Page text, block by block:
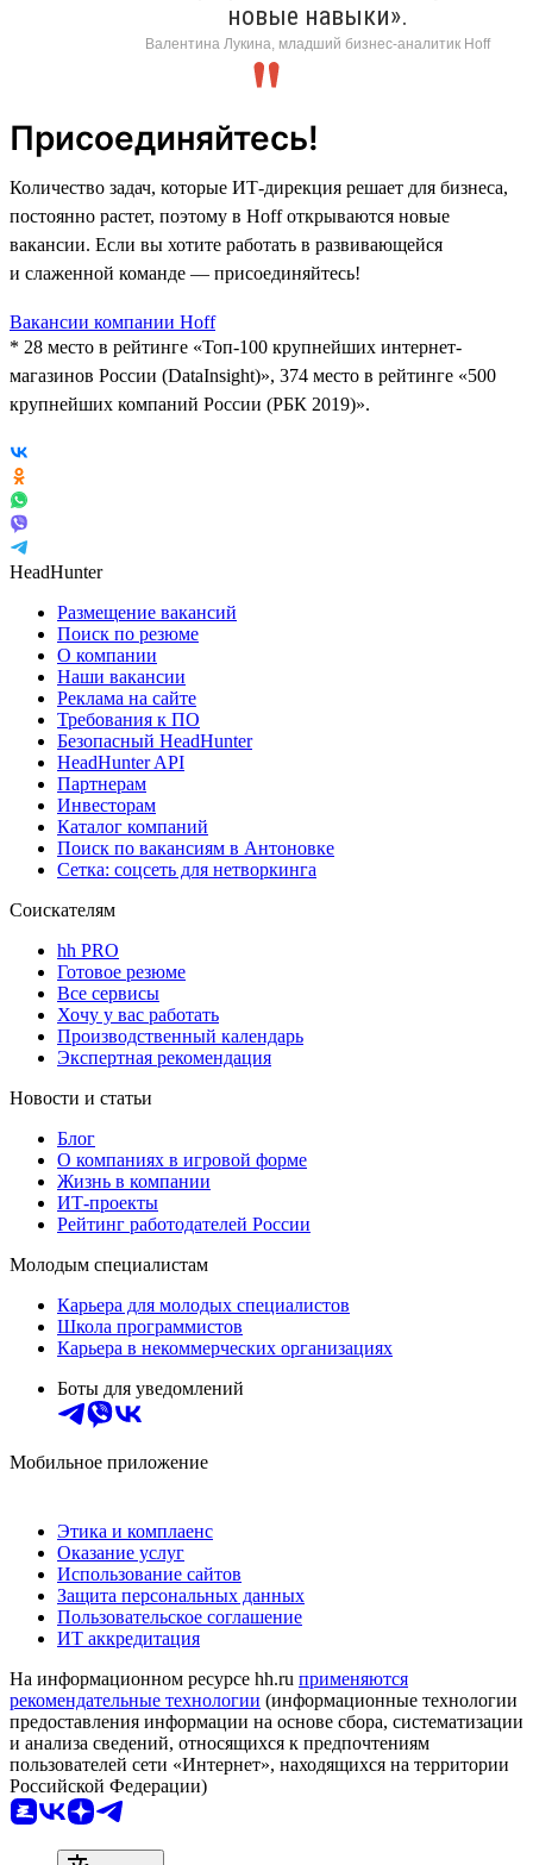
новые навыки».
Валентина Лукина, младший бизнес-аналитик Hoff
Присоединяйтесь!
Количество задач, которые ИТ-дирекция решает для бизнеса,
постоянно растет, поэтому в Hoff открываются новые
вакансии. Если вы хотите работать в развивающейся
и слаженной команде — присоединяйтесь!
Вакансии компании Hoff
* 28 место в рейтинге «Топ-100 крупнейших интернет-
магазинов России (DataInsight)», 374 место в рейтинге «500
крупнейших компаний России (РБК 2019)».
HeadHunter
Размещение вакансий
Поиск по резюме
О компании
Наши вакансии
Реклама на сайте
Требования к ПО
Безопасный HeadHunter
HeadHunter API
Партнерам
Инвесторам
Каталог компаний
Поиск по вакансиям в Антоновке
Сетка: соцсеть для нетворкинга
Соискателям
hh PRO
Готовое резюме
Все сервисы
Хочу у вас работать
Производственный календарь
Экспертная рекомендация
Новости и статьи
Блог
О компаниях в игровой форме
Жизнь в компании
ИТ-проекты
Рейтинг работодателей России
Молодым специалистам
Карьера для молодых специалистов
Школа программистов
Карьера в некоммерческих организациях
Боты для уведомлений
Мобильное приложение
Этика и комплаенс
Оказание услуг
Использование сайтов
Защита персональных данных
Пользовательское соглашение
ИТ аккредитация
На информационном ресурсе hh.ru применяются
рекомендательные технологии (информационные технологии
предоставления информации на основе сбора, систематизации
и анализа сведений, относящихся к предпочтениям
пользователей сети «Интернет», находящихся на территории
Российской Федерации)